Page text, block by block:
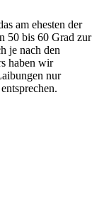
am ehesten der
50 bis 60 Grad zur
je nach den
haben wir
nur